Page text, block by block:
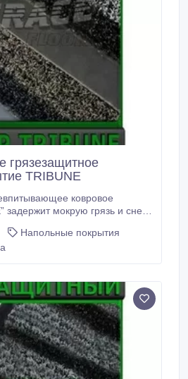
грязезащитное
TRIBUNE
ковровое
задержит мокрую грязь и снег
может
Основа
Напольные покрытия